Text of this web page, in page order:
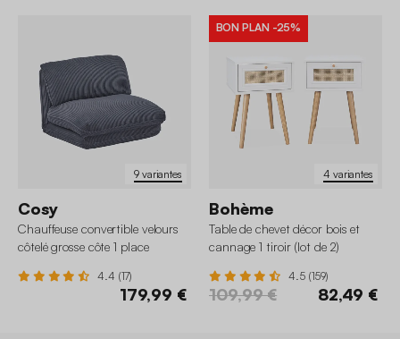
9 variantes
Cosy
Chauffeuse convertible velours
côtelé grosse côte 1 place
4.4 (17)
179,99 €
4 variantes
BON PLAN -25%
Bohème
Table de chevet décor bois et
cannage 1 tiroir (lot de 2)
4.5 (159)
109,99 € 82,49 €